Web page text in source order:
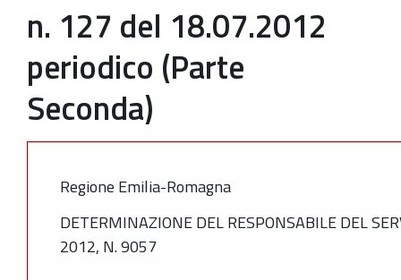
n. 127 del 18.07.2012
periodico (Parte
Seconda)
Regione Emilia-Romagna
DETERMINAZIONE DEL RESPONSABILE DEL
2012, N. 9057